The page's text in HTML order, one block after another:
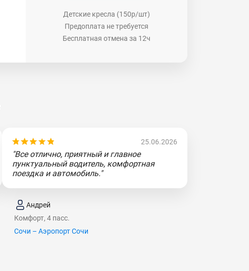
Детские кресла (150р/шт)
Предоплата не требуется
Бесплатная отмена за 12ч
25.06.2026
"Все отлично, приятный и главное
пунктуальный водитель, комфортная
поездка и автомобиль."
Андрей
Комфорт, 4 пасс.
Сочи – Аэропорт Сочи